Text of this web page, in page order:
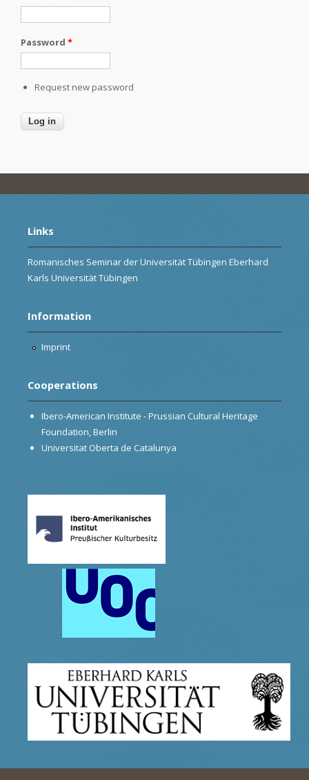
Password *
Request new password
Links
Romanisches Seminar der Universität Tübingen Eberhard
Karls Universität Tübingen
Information
Imprint
Cooperations
Ibero-American Institute - Prussian Cultural Heritage
Foundation, Berlin
Universitat Oberta de Catalunya